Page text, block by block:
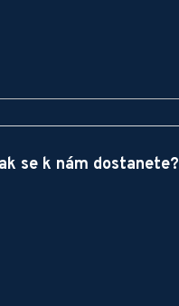
se k nám dostanete?